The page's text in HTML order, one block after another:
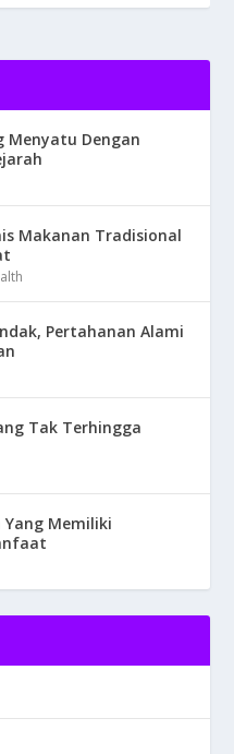
Menyatu Dengan
Makanan Tradisional
Pertahanan Alami
Tak Terhingga
Memiliki